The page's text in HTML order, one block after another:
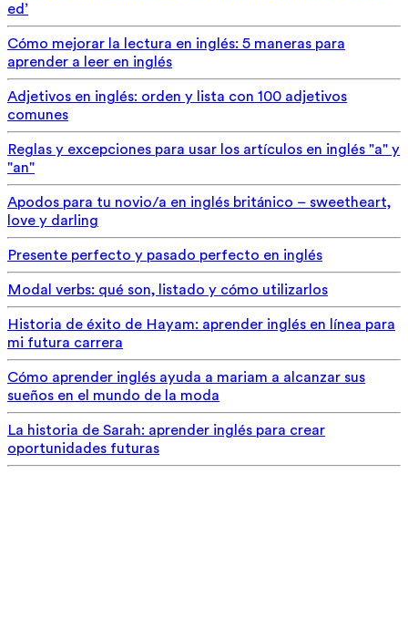
ed’
Cómo mejorar la lectura en inglés: 5 maneras para
aprender a leer en inglés
Adjetivos en inglés: orden y lista con 100 adjetivos
comunes
Reglas y excepciones para usar los artículos en inglés "a" y
"an"
Apodos para tu novio/a en inglés británico – sweetheart,
love y darling
Presente perfecto y pasado perfecto en inglés
Modal verbs: qué son, listado y cómo utilizarlos
Historia de éxito de Hayam: aprender inglés en línea para
mi futura carrera
Cómo aprender inglés ayuda a mariam a alcanzar sus
sueños en el mundo de la moda
La historia de Sarah: aprender inglés para crear
oportunidades futuras